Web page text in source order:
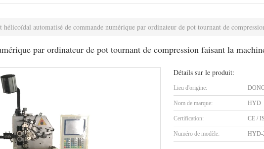
automatisé de commande numérique par ordinateur de pot tournant de compression faisant la
par ordinateur de pot tournant de compression faisant la
Détails sur le produit:
Lieu d'origine:
Nom de marque: HYD
Certification: CE /
Numéro de modèle: HYD-